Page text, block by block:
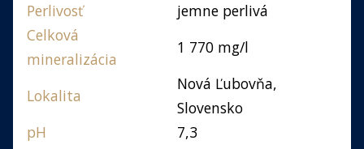
Perlivosť
jemne perlivá
Celková
mineralizácia
1 770 mg/l
Lokalita
Nová Ľubovňa,
Slovensko
pH
7,3